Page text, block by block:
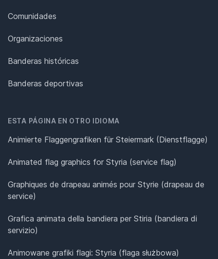
Comunidades
Organizaciones
Banderas históricas
Banderas deportivas
ESTA PÁGINA EN OTRO IDIOMA
Animierte Flaggengrafiken für Steiermark (Dienstflagge)
Animated flag graphics for Styria (service flag)
Graphiques de drapeau animés pour Styrie (drapeau de
service)
Grafica animata della bandiera per Stiria (bandiera di
servizio)
Animowane grafiki flagi: Styria (flaga służbowa)